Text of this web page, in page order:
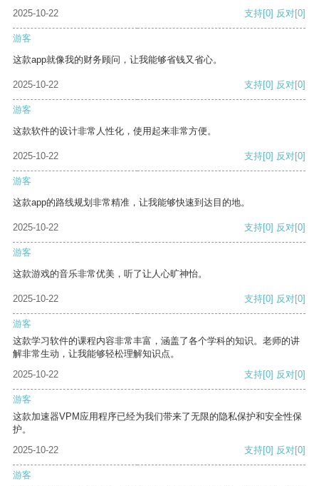
2025-10-22 支持[0] 反对[0]
游客
这款app就像我的财务顾问，让我能够省钱又省心。
2025-10-22 支持[0] 反对[0]
游客
这款软件的设计非常人性化，使用起来非常方便。
2025-10-22 支持[0] 反对[0]
游客
这款app的路线规划非常精准，让我能够快速到达目的地。
2025-10-22 支持[0] 反对[0]
游客
这款游戏的音乐非常优美，听了让人心旷神怡。
2025-10-22 支持[0] 反对[0]
游客
这款学习软件的课程内容非常丰富，涵盖了各个学科的知识。老师的讲
解非常生动，让我能够轻松理解知识点。
2025-10-22
支持[0] 反对[0]
游客
这款加速器VPM应用程序已经为我们带来了无限的隐私保护和安全性保
护。
2025-10-22
支持[0] 反对[0]
游客